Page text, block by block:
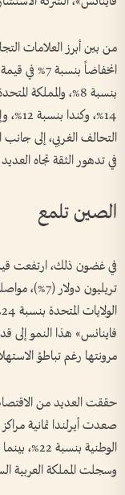
من بين أبرز العلامات
انخفاضاً
التحالف الغربي، إلى
في تدهور الثقة تجاه
الصين تلمع
تريليون
فاينانس» هذا النمو إلى
مرونتها رغم تباطؤ
صعدت أيرلندا ثمانية
وسجلت المملكة العربية السعودية